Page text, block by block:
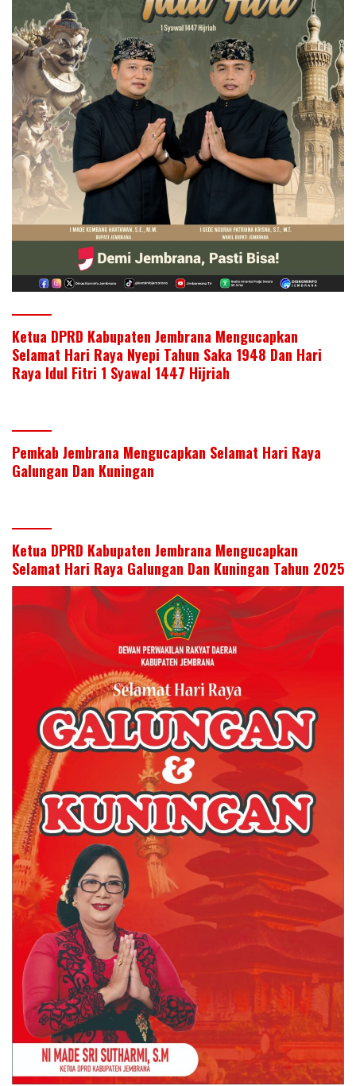
Ketua DPRD Kabupaten Jembrana Mengucapkan
Selamat Hari Raya Nyepi Tahun Saka 1948 Dan Hari
Raya Idul Fitri 1 Syawal 1447 Hijriah
Pemkab Jembrana Mengucapkan Selamat Hari Raya
Galungan Dan Kuningan
Ketua DPRD Kabupaten Jembrana Mengucapkan
Selamat Hari Raya Galungan Dan Kuningan Tahun 2025